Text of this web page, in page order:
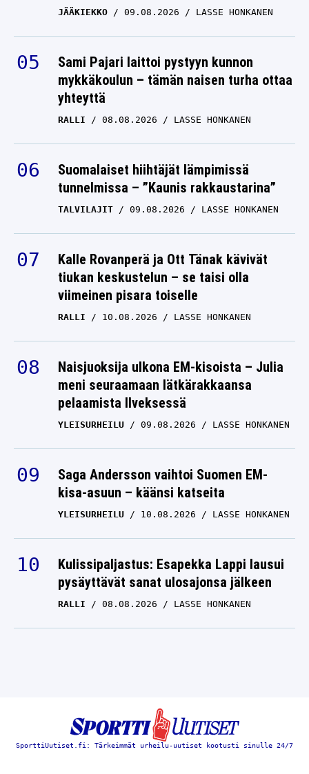
Sami Pajari laittoi pystyyn kunnon
mykkäkoulun – tämän naisen turha ottaa
yhteyttä
RALLI 08.08.2026
Suomalaiset hiihtäjät lämpimissä
tunnelmissa – ”Kaunis rakkaustarina”
TALVILAJIT 09.08.2026 LASSE HONKANEN
Kalle Rovanperä ja Ott Tänak kävivät
tiukan keskustelun – se taisi olla
viimeinen pisara toiselle
RALLI 10.08.2026 LASSE HONKANEN
Naisjuoksija ulkona EM-kisoista – Julia
meni seuraamaan lätkärakkaansa
pelaamista Ilveksessä
YLEISURHEILU 09.08.2026
Saga Andersson vaihtoi Suomen EM-
kisa-asuun – käänsi katseita
YLEISURHEILU 10.08.2026 LASSE HONKANEN
Kulissipaljastus: Esapekka Lappi lausui
pysäyttävät sanat ulosajonsa jälkeen
RALLI 08.08.2026 LASSE HONKANEN
SporttiUutiset.fi: Tärkeimmät urheilu-uutiset kootusti sinulle 24/7